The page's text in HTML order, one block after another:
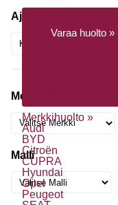
Varaa huolto »
Merkkihuolto »
Audi
BYD
Citroën
CUPRA
Hyundai
Opel
Peugeot
Ajoneuvotyyppi
Merkki
Malli